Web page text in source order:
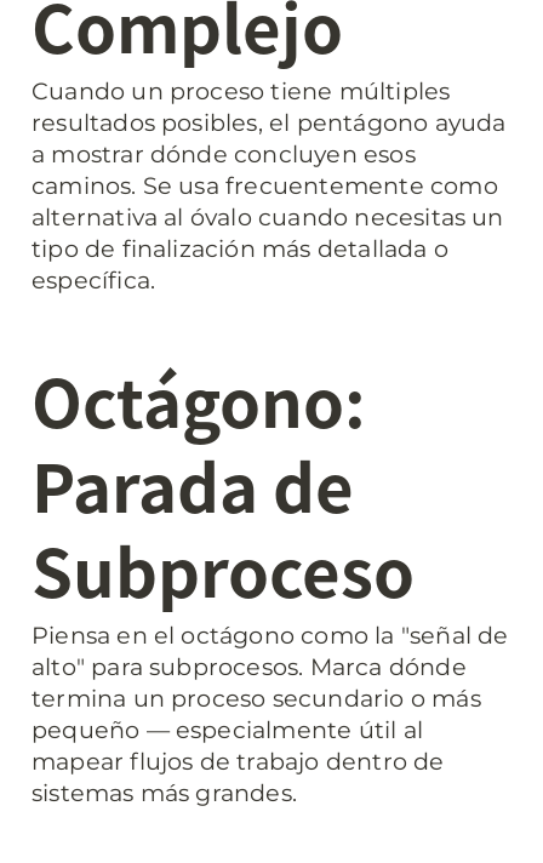
Complejo
Cuando un proceso tiene múltiples
resultados posibles, el pentágono ayuda
a mostrar dónde concluyen esos
caminos. Se usa frecuentemente como
alternativa al óvalo cuando necesitas un
tipo de finalización más detallada o
específica.
Octágono:
Parada de
Subproceso
Piensa en el octágono como la "señal de
alto" para subprocesos. Marca dónde
termina un proceso secundario o más
pequeño — especialmente útil al
mapear flujos de trabajo dentro de
sistemas más grandes.